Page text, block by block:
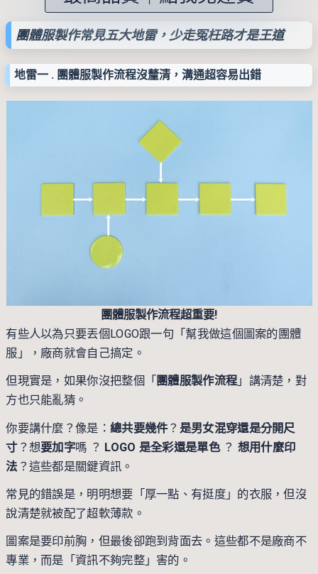
團體服製作常見五大地雷，少走冤枉路才是王道
地雷一 . 團體服製作流程沒釐清，溝通超容易出錯
團體服製作流程超重要!
有些人以為只要丟個LOGO跟一句「幫我做這個圖案的團體
服」，廠商就會自己搞定。
但現實是，如果你沒把整個「 團體服製作流程」講清楚，對
方也只能亂猜。
你要講什麼？像是： 總共要幾件？ 是男女混穿還是分開尺
寸？想要加字嗎 ？ LOGO 是全彩還是單色？ 想用什麼印
法 ？這些都是關鍵資訊。
常見的錯誤是，明明想要「厚一點、有挺度」的衣服，但沒
說清楚就被配了超軟薄款。
圖案是要印前胸，但最後卻跑到背面去。這些都不是廠商不
專業，而是「資訊不夠完整」害的。